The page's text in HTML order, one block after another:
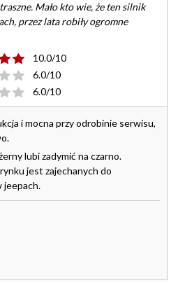
Mało kto wie, że ten silnik
przez lata robiły ogromne
10.0/10
6.0/10
6.0/10
i mocna przy odrobinie serwisu,
lubi zadymić na czarno.
jest zajechanych do
jeepach.